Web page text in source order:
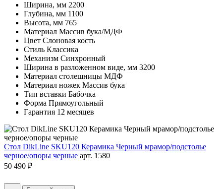
Ширина, мм 2200
Глубина, мм 1100
Высота, мм 765
Материал Массив бука/МДФ
Цвет Слоновая кость
Стиль Классика
Механизм Синхронный
Ширина в разложенном виде, мм 3200
Материал столешницы МДФ
Материал ножек Массив бука
Тип вставки Бабочка
Форма Прямоугольный
Гарантия 12 месяцев
Стол DikLine SKU120 Керамика Черный мрамор/подстолье
черное/опоры черные арт. 1580
50 490 ₽